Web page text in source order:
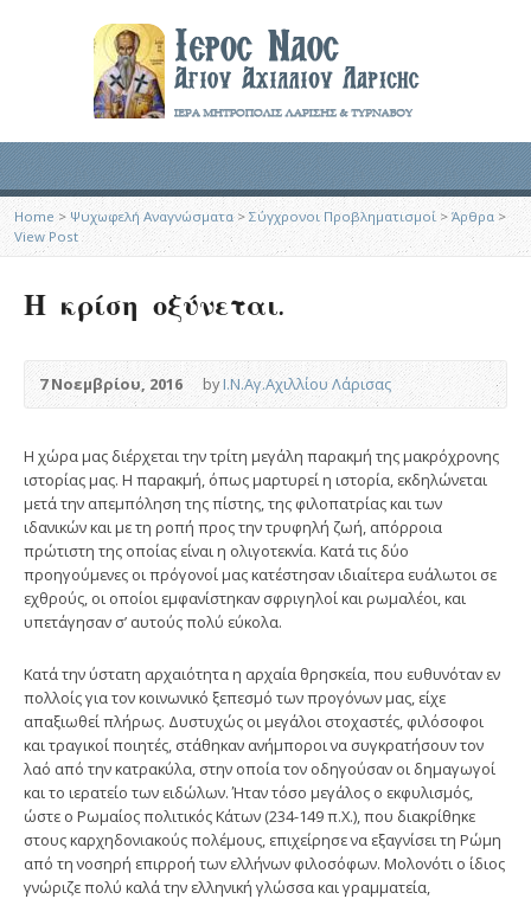
Home > Ψυχωφελή Αναγνώσματα>Σύγχρονοι Προβληματισμοί >Άρθρα >
View Post
Η κρίση οξύνεται.
7 Νοεμβρίου, 2016 byΙ.Ν.Αγ.Αχιλλίου Λάρισας
Η χώρα μας διέρχεται την τρίτη μεγάλη παρακμή της μακρόχρονης
ιστορίας μας. Η παρακμή, όπως μαρτυρεί η ιστορία, εκδηλώνεται
μετά την απεμπόληση της πίστης, της φιλοπατρίας και των
ιδανικών και με τη ροπή προς την τρυφηλή ζωή, απόρροια
πρώτιστη της οποίας είναι η ολιγοτεκνία. Κατά τις δύο
προηγούμενες οι πρόγονοί μας κατέστησαν ιδιαίτερα ευάλωτοι σε
εχθρούς, οι οποίοι εμφανίστηκαν σφριγηλοί και ρωμαλέοι, και
υπετάγησαν σ’ αυτούς πολύ εύκολα.
Κατά την ύστατη αρχαιότητα η αρχαία θρησκεία, που ευθυνόταν εν
πολλοίς για τον κοινωνικό ξεπεσμό των προγόνων μας, είχε
απαξιωθεί πλήρως. Δυστυχώς οι μεγάλοι στοχαστές, φιλόσοφοι
και τραγικοί ποιητές, στάθηκαν ανήμποροι να συγκρατήσουν τον
λαό από την κατρακύλα, στην οποία τον οδηγούσαν οι δημαγωγοί
και το ιερατείο των ειδώλων. Ήταν τόσο μεγάλος ο εκφυλισμός,
ώστε ο Ρωμαίος πολιτικός Κάτων (234-149 π.Χ.), που διακρίθηκε
στους καρχηδονιακούς πολέμους, επιχείρησε να εξαγνίσει τη Ρώμη
από τη νοσηρή επιρροή των ελλήνων φιλοσόφων. Μολονότι ο ίδιος
γνώριζε πολύ καλά την ελληνική γλώσσα και γραμματεία,